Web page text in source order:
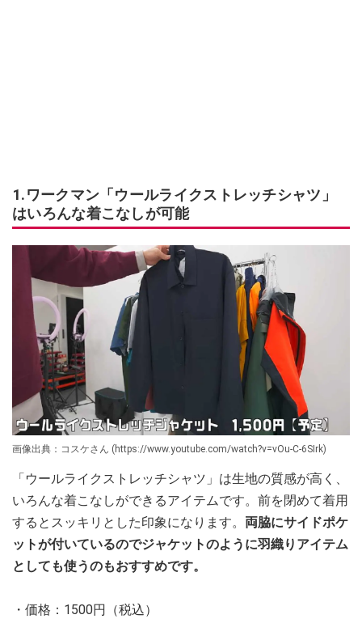
1.ワークマン「ウールライクストレッチシャツ」
はいろんな着こなしが可能
画像出典：コスケさん (https://www.youtube.com/watch?v=vOu-C-6SIrk)
「ウールライクストレッチシャツ」は生地の質感が高く、
いろんな着こなしができるアイテムです。前を閉めて着用
するとスッキリとした印象になります。 両脇にサイドポケ
ットが付いているのでジャケットのように羽織りアイテム
としても使うのもおすすめです。
・価格：1500円（税込）